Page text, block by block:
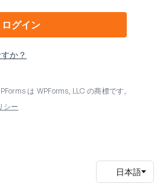
ログイン
か？
は WPForms, LLC の商標です。
シー